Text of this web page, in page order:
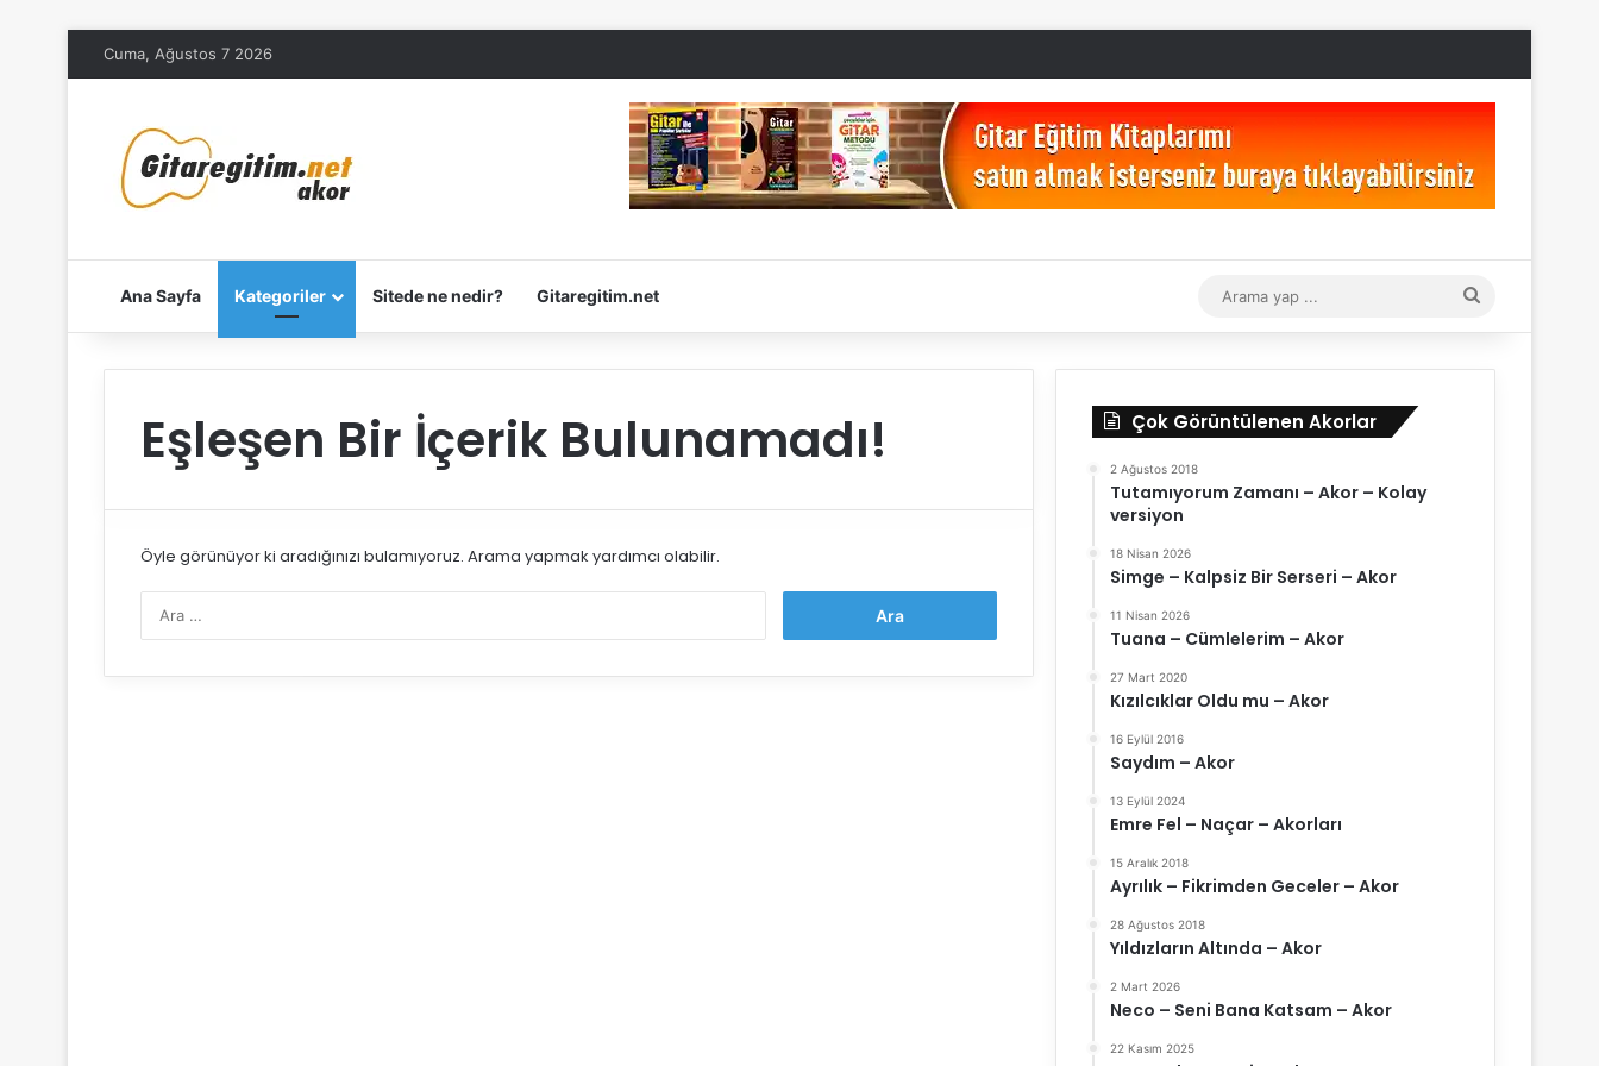
Cuma, Ağustos 7 2026
Ana Sayfa Kategoriler Sitede ne nedir? Gitaregitim.net
yap
Eşleşen Bir İçerik Bulunamadı!
Öyle görünüyor ki aradığınızı bulamıyoruz. Arama yapmak yardımcı olabilir.
Çok Görüntülenen Akorlar
2 Ağustos 2018
Tutamıyorum Zamanı – Akor – Kolay
versiyon
18 Nisan 2026
Simge – Kalpsiz Bir Serseri – Akor
11 Nisan 2026
Tuana – Cümlelerim – Akor
27 Mart 2020
Kızılcıklar Oldu mu – Akor
16 Eylül 2016
Saydım – Akor
13 Eylül 2024
Emre Fel – Naçar – Akorları
15 Aralık 2018
Ayrılık – Fikrimden Geceler – Akor
28 Ağustos 2018
Yıldızların Altında – Akor
2 Mart 2026
Neco – Seni Bana Katsam – Akor
22 Kasım 2025